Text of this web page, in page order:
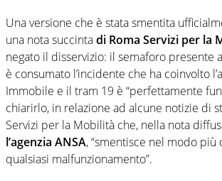
Una versione che è stata smentita
una nota succintadi Roma Servizi per la
negato il disservizio: il semaforo presente
è consumato l’incidente che ha coinvolto
Immobile e il tram 19 è “perfettamente
chiarirlo, in relazione ad alcune notizie di
Servizi per la Mobilità che, nella nota
l’agenzia ANSA, “smentisce nel modo più
qualsiasi malfunzionamento”.